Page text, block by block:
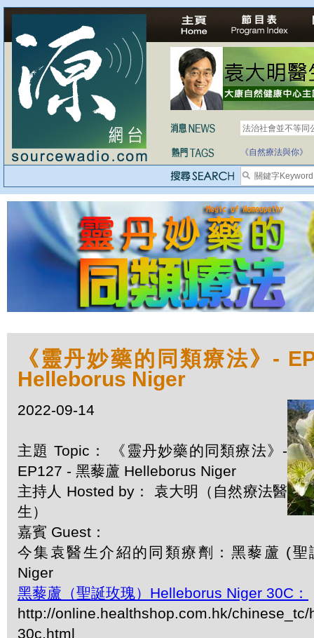
法治社會並不等同
自家教育合法化-
《自然療法與你》
《靈丹妙藥的同類療法》-
Helleborus Niger
2022-09-14
主題 Topic： 《靈丹妙藥的同類療法》-
EP127 - 黑藜蘆 Helleborus Niger
主持人 Hosted by： 袁大明（自然療法醫
生）
嘉賓 Guest：
今集袁醫生介紹的同類療劑：黑藜蘆 (聖
Niger
黑藜蘆（聖誕玫瑰）Helleborus Niger 30C：
http://online.healthshop.com.hk/
30c.html